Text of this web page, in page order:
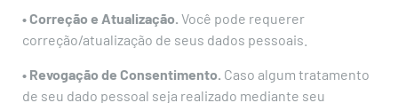
• Correção e Atualização. Você pode requerer
correção/atualização de seus dados pessoais.
• Revogação de Consentimento. Caso algum tratamento
de seu dado pessoal seja realizado mediante seu